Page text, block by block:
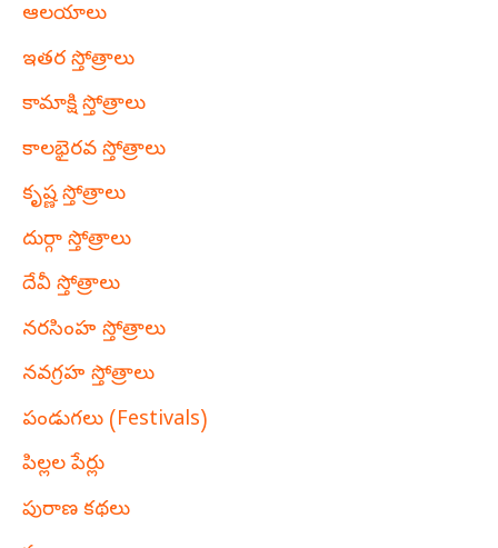
ఆలయాలు
ఇతర స్తోత్రాలు
కామాక్షి స్తోత్రాలు
కాలభైరవ స్తోత్రాలు
కృష్ణ స్తోత్రాలు
దుర్గా స్తోత్రాలు
దేవీ స్తోత్రాలు
నరసింహ స్తోత్రాలు
నవగ్రహ స్తోత్రాలు
పండుగలు (Festivals)
పిల్లల పేర్లు
పురాణ కథలు